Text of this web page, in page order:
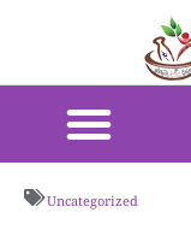
Uncategorized